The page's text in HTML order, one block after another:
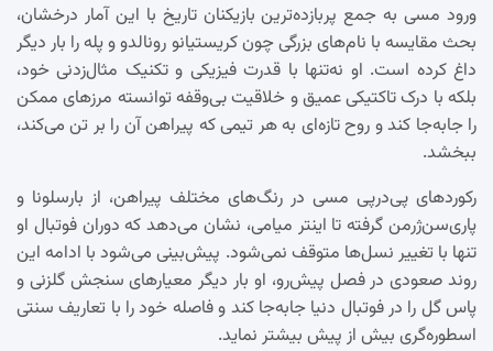
ورود مسی به جمع پربازده‌ترین بازیکنان تاریخ با این آمار درخشان،
بحث مقایسه با نام‌های بزرگی چون کریستیانو رونالدو و پله را بار دیگر
داغ کرده است. او نه‌تنها با قدرت فیزیکی و تکنیک مثال‌زدنی خود،
بلکه با درک تاکتیکی عمیق و خلاقیت بی‌وقفه توانسته مرزهای ممکن
را جابه‌جا کند و روح تازه‌ای به هر تیمی که پیراهن آن را بر تن می‌کند،
ببخشد.
رکوردهای پی‌درپی مسی در رنگ‌های مختلف پیراهن، از بارسلونا و
پاری‌سن‌ژرمن گرفته تا اینتر میامی، نشان می‌دهد که دوران فوتبال او
تنها با تغییر نسل‌ها متوقف نمی‌شود. پیش‌بینی می‌شود با ادامه این
روند صعودی در فصل پیش‌رو، او بار دیگر معیارهای سنجش گلزنی و
پاس گل را در فوتبال دنیا جابه‌جا کند و فاصله‌ خود را با تعاریف سنتی
اسطوره‌گری بیش از پیش بیشتر نماید.